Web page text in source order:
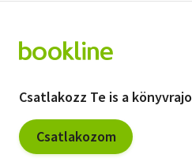
Csatlakozz Te is a
Csatlakozom